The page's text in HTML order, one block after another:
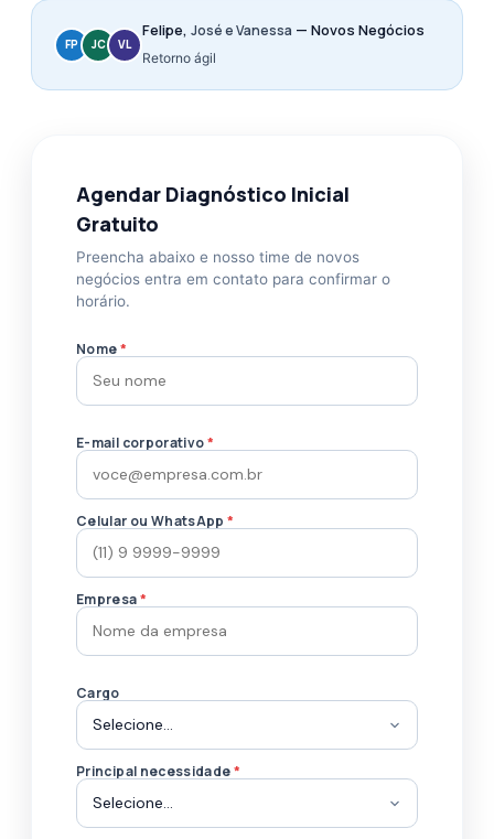
FP JC VL
Felipe, José e Vanessa — Novos Negócios
Retorno ágil
Agendar Diagnóstico Inicial
Gratuito
Preencha abaixo e nosso time de novos
negócios entra em contato para confirmar o
horário.
Nome*
E-mail corporativo*
Celular ou WhatsApp*
Empresa*
Cargo
Principal necessidade*